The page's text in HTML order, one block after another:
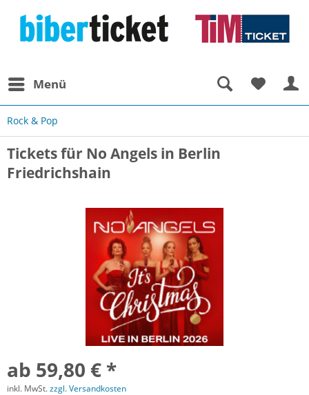
Menü
Rock & Pop
Tickets für No Angels in Berlin
Friedrichshain
ab 59,80 € *
inkl. MwSt.zzgl. Versandkosten